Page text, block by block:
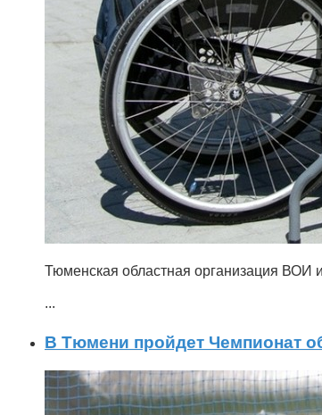
Тюменская областная организация ВОИ
...
В Тюмени пройдет Чемпионат